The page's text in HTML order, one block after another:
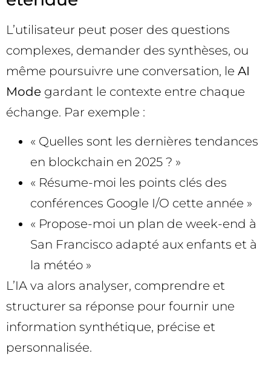
L’utilisateur peut poser des questions
complexes, demander des synthèses, ou
même poursuivre une conversation, le AI
Mode gardant le contexte entre chaque
échange. Par exemple :
« Quelles sont les dernières tendances
en blockchain en 2025 ? »
« Résume-moi les points clés des
conférences Google I/O cette année »
« Propose-moi un plan de week-end à
San Francisco adapté aux enfants et à
la météo »
L’IA va alors analyser, comprendre et
structurer sa réponse pour fournir une
information synthétique, précise et
personnalisée.